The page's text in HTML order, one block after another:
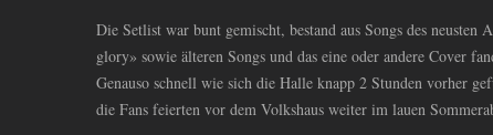
Die Setlist war bunt gemischt, bestand aus Songs des neusten
glory» sowie älteren Songs und das eine oder andere Cover
Genauso schnell wie sich die Halle knapp 2 Stunden vorher
die Fans feierten vor dem Volkshaus weiter im lauen